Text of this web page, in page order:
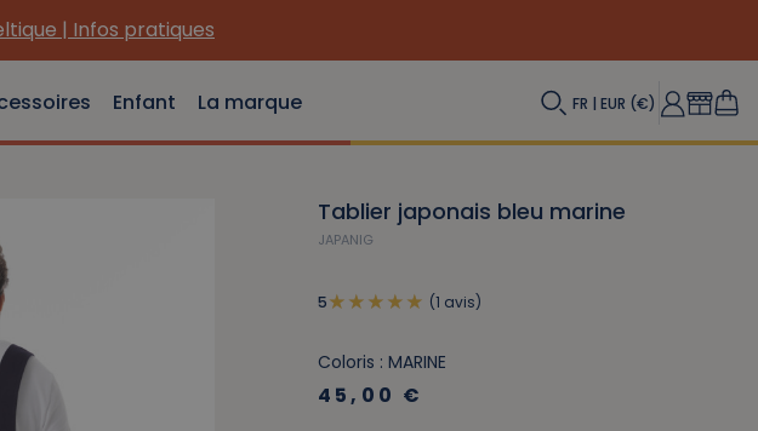
en toile !
Enfant La marque FR | EUR (€)
Tablier japonais bleu marine
JAPANIG
5 (1 avis)
Coloris : MARINE
45,00 €